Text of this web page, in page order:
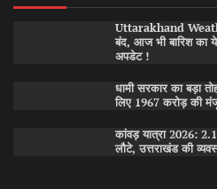
Uttarakhand
बंद, आज भी बारिश का
अपडेट !
धामी सरकार का बड़ा
लिए 1967 करोड़ की
कांवड़ यात्रा 2026:
लौटे, उत्तराखंड की